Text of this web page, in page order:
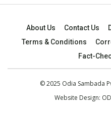
About Us Contact Us
Terms & Conditions
Fact-
© 2025 Odia Sambada
Website Design: